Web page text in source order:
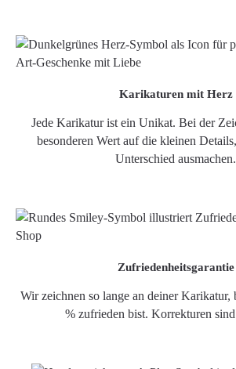
Karikaturen mit Herz
Jede Karikatur ist ein Unikat. Bei der
besonderen Wert auf die kleinen
Unterschied ausmachen.
Zufriedenheitsgarantie
Wir zeichnen so lange an deiner Karikatur,
% zufrieden bist. Korrekturen